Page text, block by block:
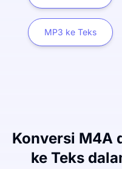
MP3 ke Teks
Konversi M4A
ke Teks